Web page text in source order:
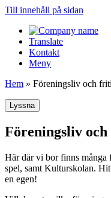
Till innehåll på sidan
Translate
Kontakt
Meny
Hem » Föreningsliv och
Lyssna
Föreningsliv
Här där vi bor finns många
spel, samt Kulturskolan.
en egen!